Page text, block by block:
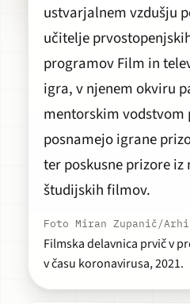
ustvarjalnem vzdušju
učitelje
programov Film in
igra, v njenem okviru
mentorskim
posnamejo igrane
ter poskusne prizore
študijskih filmov.
Foto Miran Zupanič/Arhiv
Filmska delavnica prvič v
v času koronavirusa, 2021.